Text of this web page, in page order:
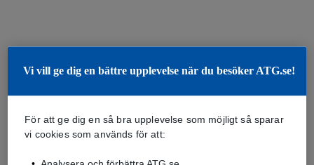
Vi vill ge dig en bättre upplevelse när du besöker ATG.se!
För att ge dig en så bra upplevelse som möjligt så sparar
vi cookies som används för att: